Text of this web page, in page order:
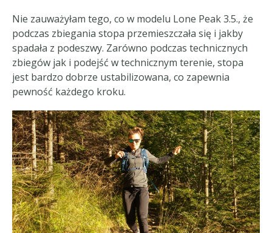
Nie zauważyłam tego, co w modelu Lone Peak 3.5., że
podczas zbiegania stopa przemieszczała się i jakby
spadała z podeszwy. Zarówno podczas technicznych
zbiegów jak i podejść w technicznym terenie, stopa
jest bardzo dobrze ustabilizowana, co zapewnia
pewność każdego kroku.